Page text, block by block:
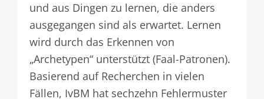
und aus Dingen zu lernen, die anders
ausgegangen sind als erwartet. Lernen
wird durch das Erkennen von
„Archetypen“ unterstützt (Faal-Patronen).
Basierend auf Recherchen in vielen
Fällen, IvBM hat sechzehn Fehlermuster